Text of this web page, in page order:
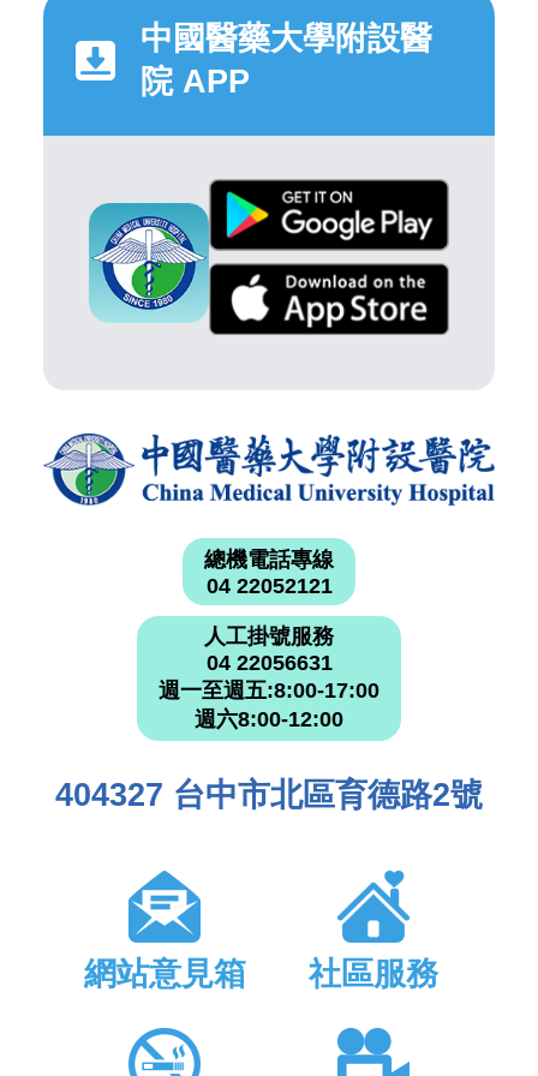
中國醫藥大學附設醫
院 APP
總機電話專線
04 22052121
人工掛號服務
04 22056631
週一至週五:8:00-17:00
週六8:00-12:00
404327 台中市北區育德路2號
網站意見箱 社區服務